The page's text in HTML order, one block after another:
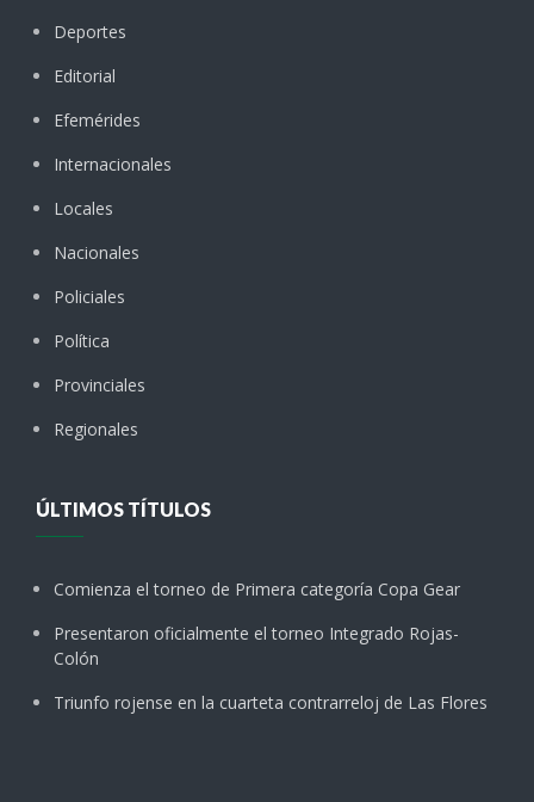
Deportes
Editorial
Efemérides
Internacionales
Locales
Nacionales
Policiales
Política
Provinciales
Regionales
ÚLTIMOS TÍTULOS
Comienza el torneo de Primera categoría Copa Gear
Presentaron oficialmente el torneo Integrado Rojas-
Colón
Triunfo rojense en la cuarteta contrarreloj de Las Flores